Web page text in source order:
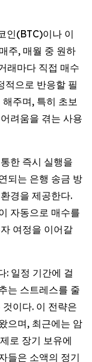
인(BTC)이나 이
주, 매월 중 원하
래마다 직접 매수
적으로 반응할 필
주며, 특히 초보
려움을 겪는 사용
한 즉시 실행을
되는 은행 송금 방
경을 제공한다.
자동으로 매수를
여정을 이어갈
: 일정 기간에 걸
는 스트레스를 줄
이다. 이 전략은
으며, 최근에는 암
로 장기 보유에
들은 소액의 정기